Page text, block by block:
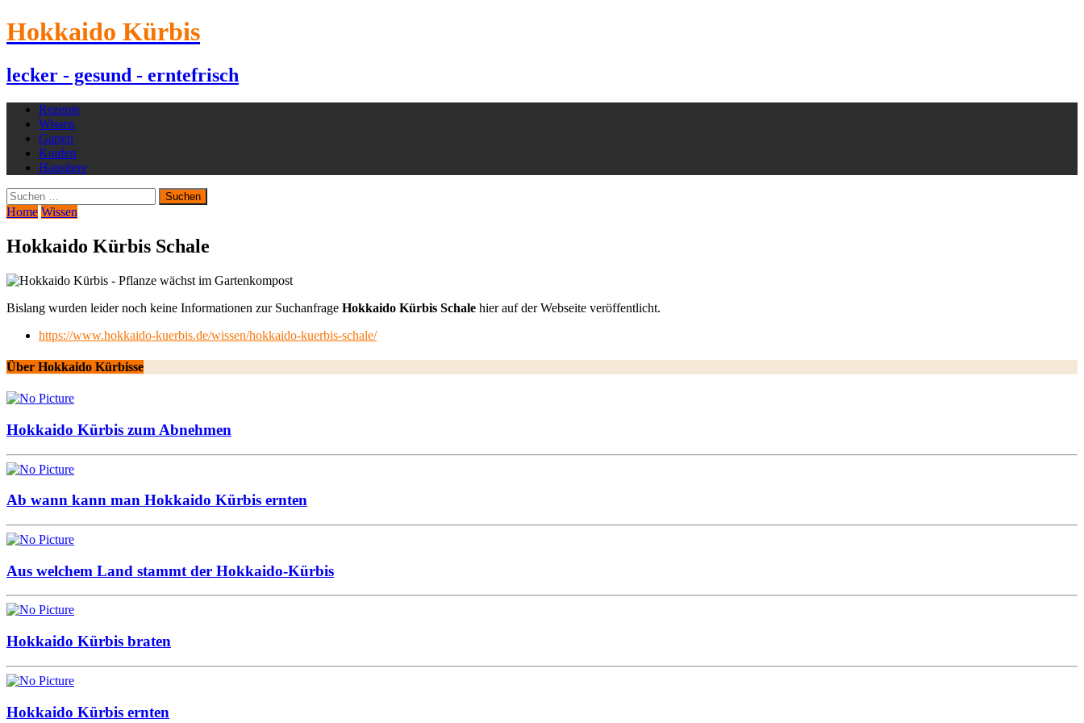
Hokkaido Kürbis
lecker - gesund - erntefrisch
Rezepte
Wissen
Garten
Kaufen
Haustiere
Suchen
nach:
Home Wissen
Hokkaido Kürbis Schale
Bislang wurden leider noch keine Informationen zur Suchanfrage Hokkaido Kürbis Schale hier auf der Webseite veröffentlicht.
https://www.hokkaido-kuerbis.de/wissen/hokkaido-kuerbis-schale/
Über Hokkaido Kürbisse
Hokkaido Kürbis zum Abnehmen
Ab wann kann man Hokkaido Kürbis ernten
Aus welchem Land stammt der Hokkaido-Kürbis
Hokkaido Kürbis braten
Hokkaido Kürbis ernten